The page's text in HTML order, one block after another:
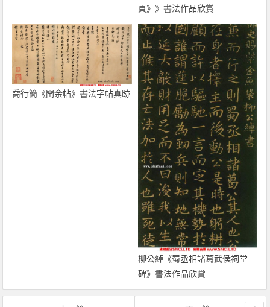
頁》》書法作品欣賞
喬行簡《閏余帖》書法字帖真跡
柳公綽《蜀丞相諸葛武侯祠堂
碑》書法作品欣賞